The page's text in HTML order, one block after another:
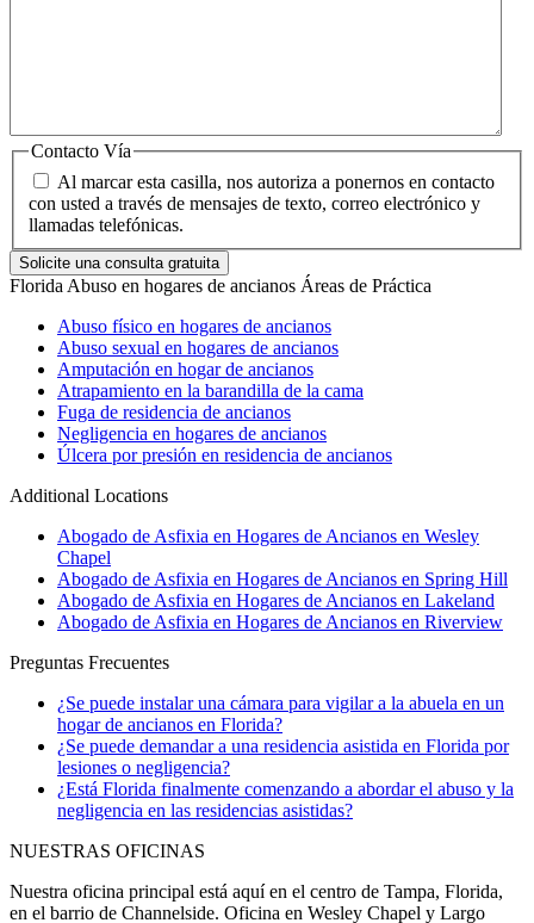
Contacto Vía
Al marcar esta casilla, nos autoriza a ponernos en contacto
con usted a través de mensajes de texto, correo electrónico y
llamadas telefónicas.
Florida Abuso en hogares de ancianos Áreas de Práctica
Abuso físico en hogares de ancianos
Abuso sexual en hogares de ancianos
Amputación en hogar de ancianos
Atrapamiento en la barandilla de la cama
Fuga de residencia de ancianos
Negligencia en hogares de ancianos
Úlcera por presión en residencia de ancianos
Additional Locations
Abogado de Asfixia en Hogares de Ancianos en Wesley
Chapel
Abogado de Asfixia en Hogares de Ancianos en Spring Hill
Abogado de Asfixia en Hogares de Ancianos en Lakeland
Abogado de Asfixia en Hogares de Ancianos en Riverview
Preguntas Frecuentes
¿Se puede instalar una cámara para vigilar a la abuela en un
hogar de ancianos en Florida?
¿Se puede demandar a una residencia asistida en Florida por
lesiones o negligencia?
¿Está Florida finalmente comenzando a abordar el abuso y la
negligencia en las residencias asistidas?
NUESTRAS OFICINAS
Nuestra oficina principal está aquí en el centro de Tampa, Florida,
en el barrio de Channelside. Oficina en Wesley Chapel y Largo